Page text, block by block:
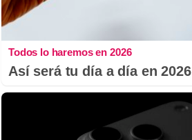
Todos lo haremos en 2026
Así será tu día a día en 2026